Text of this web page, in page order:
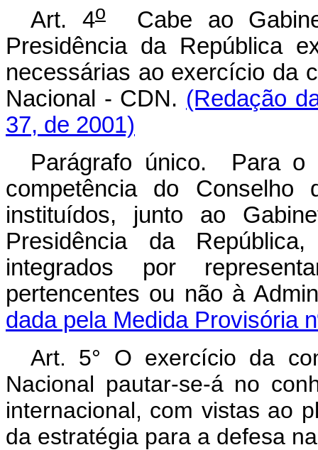
Art. 4oCabe ao
Presidência da República
necessárias ao exercício da
Nacional - CDN. (Redação
37, de 2001)
Parágrafo único. Para o
competência do Conselho
instituídos, junto ao
Presidência da
integrados por
pertencentes ou não à
dada pela Medida Provisória
Art. 5° O exercício da
Nacional pautar-se-á no
internacional, com vistas ao
da estratégia para a defesa